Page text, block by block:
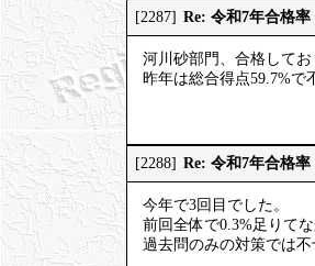
[2287] Re: 令和7年合格率
河川砂部門、合格してお
昨年は総合得点59.7%
[2288] Re: 令和7年合格率
今年で3回目でした。
前回全体で0.3%足りて
過去問のみの対策では